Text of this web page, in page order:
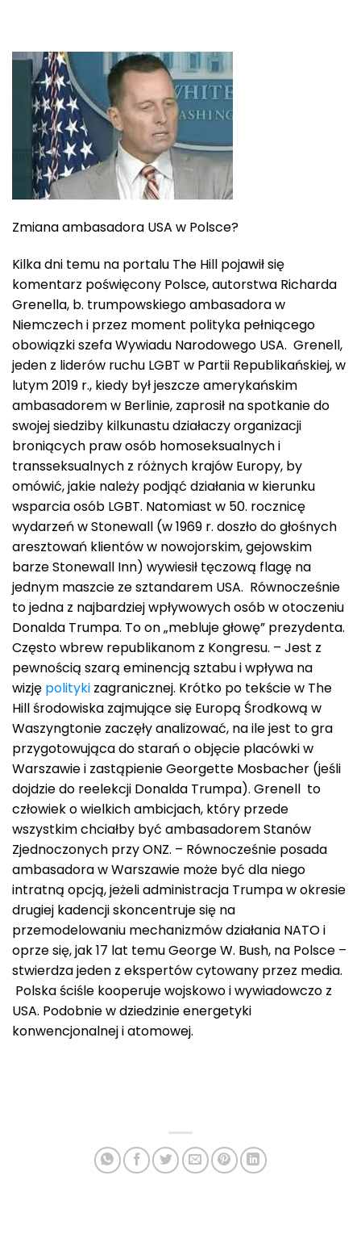
Zmiana ambasadora USA w Polsce?
Kilka dni temu na portalu The Hill pojawił się
komentarz poświęcony Polsce, autorstwa Richarda
Grenella, b. trumpowskiego ambasadora w
Niemczech i przez moment polityka pełniącego
obowiązki szefa Wywiadu Narodowego USA. Grenell,
jeden z liderów ruchu LGBT w Partii Republikańskiej, w
lutym 2019 r., kiedy był jeszcze amerykańskim
ambasadorem w Berlinie, zaprosił na spotkanie do
swojej siedziby kilkunastu działaczy organizacji
broniących praw osób homoseksualnych i
transseksualnych z różnych krajów Europy, by
omówić, jakie należy podjąć działania w kierunku
wsparcia osób LGBT. Natomiast w 50. rocznicę
wydarzeń w Stonewall (w 1969 r. doszło do głośnych
aresztowań klientów w nowojorskim, gejowskim
barze Stonewall Inn) wywiesił tęczową flagę na
jednym maszcie ze sztandarem USA. Równocześnie
to jedna z najbardziej wpływowych osób w otoczeniu
Donalda Trumpa. To on „mebluje głowę” prezydenta.
Często wbrew republikanom z Kongresu. – Jest z
pewnością szarą eminencją sztabu i wpływa na
wizję polityki zagranicznej. Krótko po tekście w The
Hill środowiska zajmujące się Europą Środkową w
Waszyngtonie zaczęły analizować, na ile jest to gra
przygotowująca do starań o objęcie placówki w
Warszawie i zastąpienie Georgette Mosbacher (jeśli
dojdzie do reelekcji Donalda Trumpa). Grenell to
człowiek o wielkich ambicjach, który przede
wszystkim chciałby być ambasadorem Stanów
Zjednoczonych przy ONZ. – Równocześnie posada
ambasadora w Warszawie może być dla niego
intratną opcją, jeżeli administracja Trumpa w okresie
drugiej kadencji skoncentruje się na
przemodelowaniu mechanizmów działania NATO i
oprze się, jak 17 lat temu George W. Bush, na Polsce –
stwierdza jeden z ekspertów cytowany przez media.
Polska ściśle kooperuje wojskowo i wywiadowczo z
USA. Podobnie w dziedzinie energetyki
konwencjonalnej i atomowej.